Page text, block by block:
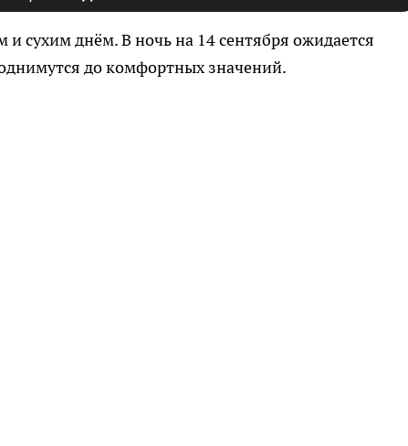
сухим днём. В ночь на 14 сентября ожидается
до комфортных значений.